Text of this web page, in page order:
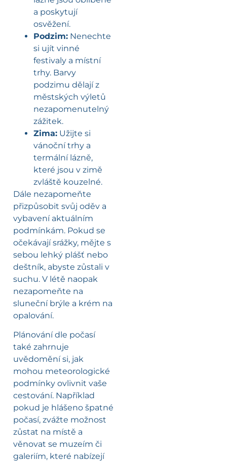
a poskytují
osvěžení.
Podzim: Nenechte
si ujít vinné
festivaly a místní
trhy. Barvy
podzimu dělají z
městských výletů
nezapomenutelný
zážitek.
Zima: Užijte si
vánoční trhy a
termální lázně,
které jsou v zimě
zvláště kouzelné.
Dále nezapomeňte
přizpůsobit svůj oděv a
vybavení aktuálním
podmínkám. Pokud se
očekávají srážky, mějte s
sebou lehký plášť nebo
deštník, abyste zůstali v
suchu. V létě naopak
nezapomeňte na
sluneční brýle a krém na
opalování.
Plánování dle počasí
také zahrnuje
uvědomění si, jak
mohou meteorologické
podmínky ovlivnit vaše
cestování. Například
pokud je hlášeno špatné
počasí, zvážte možnost
zůstat na místě a
věnovat se muzeím či
galeriím, které nabízejí